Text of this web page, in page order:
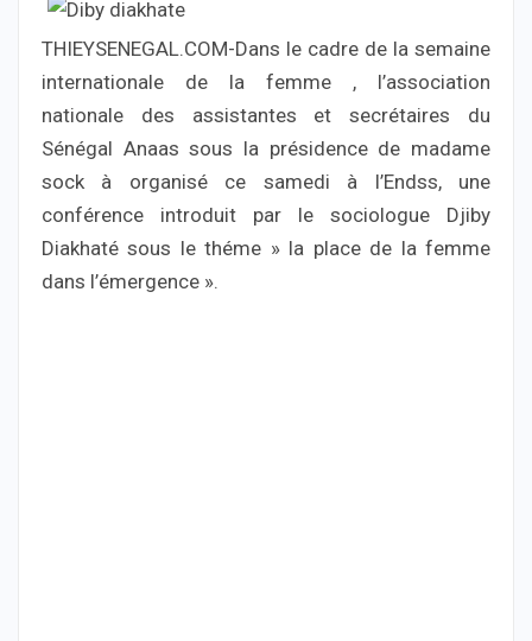
THIEYSENEGAL.COM-Dans le cadre de la semaine
internationale de la femme , l’association
nationale des assistantes et secrétaires du
Sénégal Anaas sous la présidence de madame
sock à organisé ce samedi à l’Endss, une
conférence introduit par le sociologue Djiby
Diakhaté sous le théme » la place de la femme
dans l’émergence ».